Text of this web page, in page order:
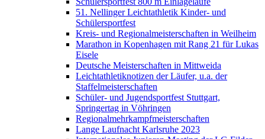
51. Nellinger Leichtathletik Kinder- und
Schülersportfest
Kreis- und Regionalmeisterschaften in Weilheim
Marathon in Kopenhagen mit Rang 21 für Lukas
Eisele
Deutsche Meisterschaften in Mittweida
Leichtathletiknotizen der Läufer, u.a. der
Staffelmeisterschaften
Schüler- und Jugendsportfest Stuttgart,
Springertag in Vöhringen
Regionalmehrkampfmeisterschaften
Lange Laufnacht Karlsruhe 2023